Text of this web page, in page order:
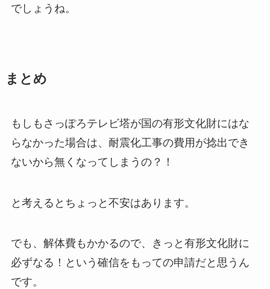
でしょうね。
まとめ
もしもさっぽろテレビ塔が国の有形文化財にはな
らなかった場合は、耐震化工事の費用が捻出でき
ないから無くなってしまうの？！
と考えるとちょっと不安はあります。
でも、解体費もかかるので、きっと有形文化財に
必ずなる！という確信をもっての申請だと思うん
です。